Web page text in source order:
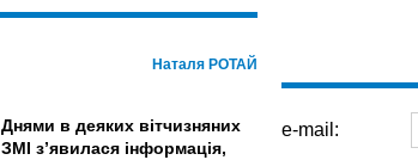
Наталя РОТАЙ
Днями в деяких вітчизняних
ЗМІ з’явилася інформація,
e-mail: